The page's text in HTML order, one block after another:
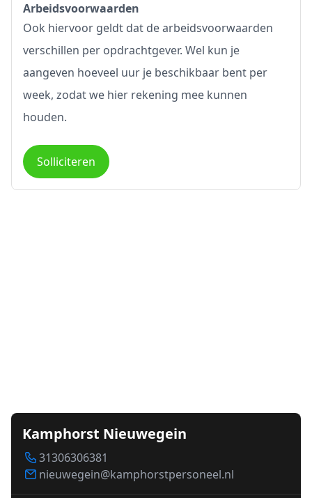
Arbeidsvoorwaarden
Ook hiervoor geldt dat de arbeidsvoorwaarden
verschillen per opdrachtgever. Wel kun je
aangeven hoeveel uur je beschikbaar bent per
week, zodat we hier rekening mee kunnen
houden.
Solliciteren
Kamphorst Nieuwegein
31306306381
nieuwegein@kamphorstpersoneel.nl